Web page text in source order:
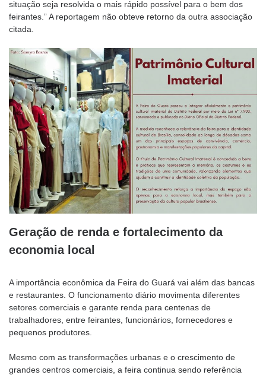
situação seja resolvida o mais rápido possível para o bem dos
feirantes.” A reportagem não obteve retorno da outra associação
citada.
Geração de renda e fortalecimento da
economia local
A importância econômica da Feira do Guará vai além das bancas
e restaurantes. O funcionamento diário movimenta diferentes
setores comerciais e garante renda para centenas de
trabalhadores, entre feirantes, funcionários, fornecedores e
pequenos produtores.
Mesmo com as transformações urbanas e o crescimento de
grandes centros comerciais, a feira continua sendo referência